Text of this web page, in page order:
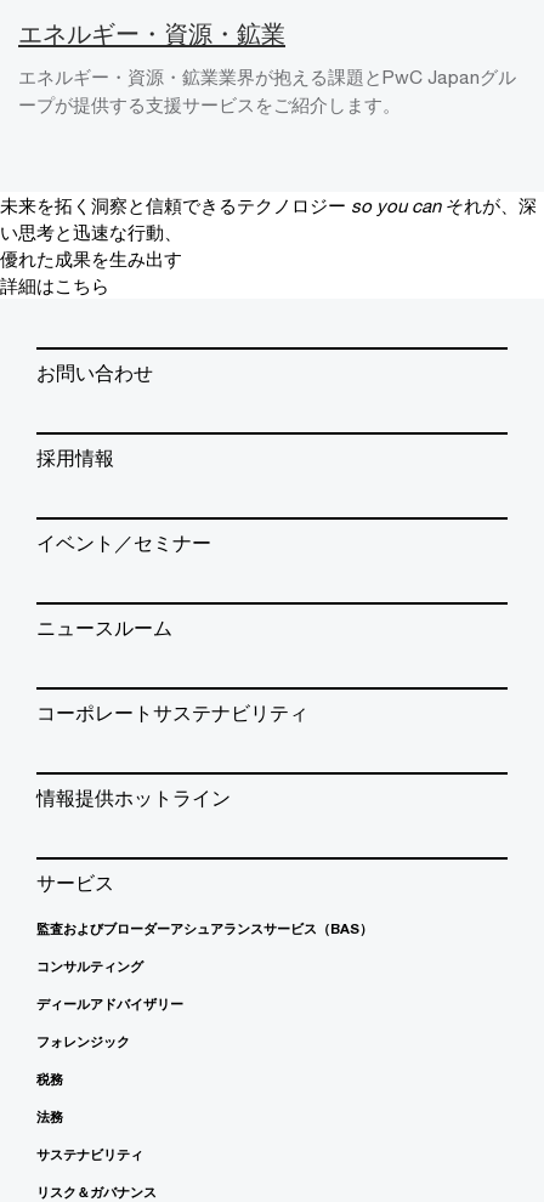
エネルギー・資源・鉱業
エネルギー・資源・鉱業業界が抱える課題とPwC Japanグル
ープが提供する支援サービスをご紹介します。
未来を拓く洞察と信頼できるテクノロジー so you can それが、深
い思考と迅速な行動、
優れた成果を生み出す
詳細はこちら
お問い合わせ
採用情報
イベント／セミナー
ニュースルーム
コーポレートサステナビリティ
情報提供ホットライン
サービス
監査およびブローダーアシュアランスサービス（BAS）
コンサルティング
ディールアドバイザリー
フォレンジック
税務
法務
サステナビリティ
リスク＆ガバナンス